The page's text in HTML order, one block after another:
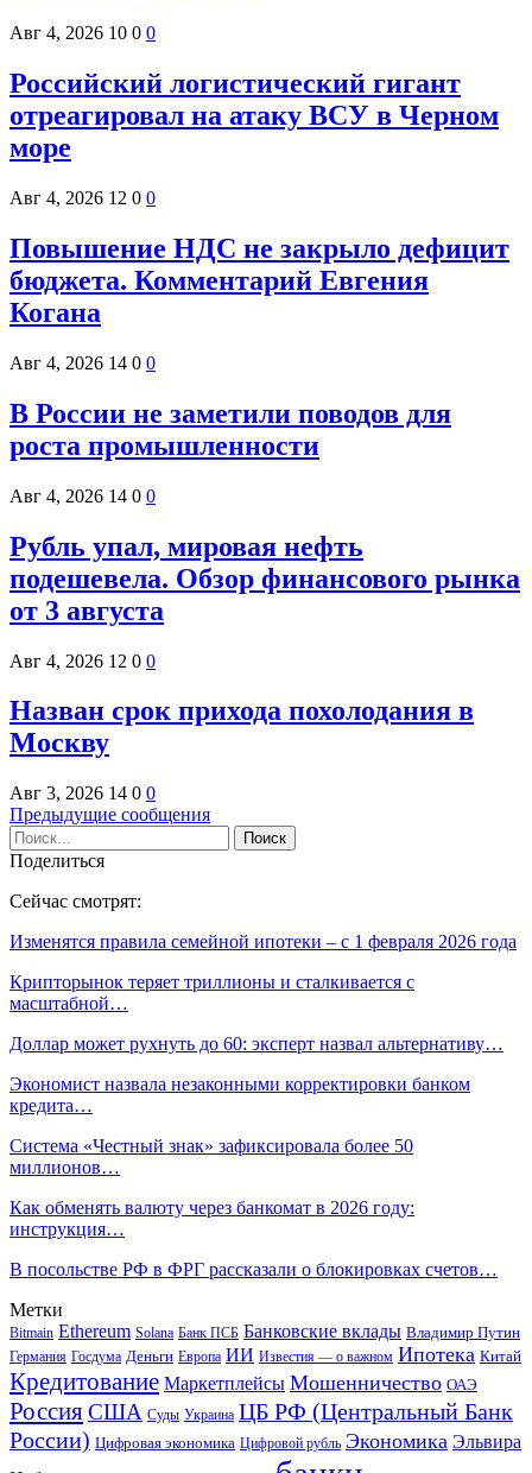
Авг 4, 2026 10 0 0
Российский логистический гигант
отреагировал на атаку ВСУ в Черном
море
Авг 4, 2026 12 0 0
Повышение НДС не закрыло дефицит
бюджета. Комментарий Евгения
Когана
Авг 4, 2026 14 0 0
В России не заметили поводов для
роста промышленности
Авг 4, 2026 14 0 0
Рубль упал, мировая нефть
подешевела. Обзор финансового рынка
от 3 августа
Авг 4, 2026 12 0 0
Назван срок прихода похолодания в
Москву
Авг 3, 2026 14 0 0
Предыдущие сообщения
Поделиться
Сейчас смотрят:
Изменятся правила семейной ипотеки – с 1 февраля 2026 года
Крипторынок теряет триллионы и сталкивается с
масштабной…
Доллар может рухнуть до 60: эксперт назвал альтернативу…
Экономист назвала незаконными корректировки банком
кредита…
Система «Честный знак» зафиксировала более 50
миллионов…
Как обменять валюту через банкомат в 2026 году:
инструкция…
В посольстве РФ в ФРГ рассказали о блокировках счетов…
Метки
Bitmain Ethereum Solana Банк ПСБ Банковские вклады Владимир Путин
Германия Госдума Деньги Европа ИИ Известия — о важном Ипотека Китай
Кредитование Маркетплейсы Мошенничество ОАЭ
РоссияСША Суды Украина ЦБ РФ (Центральный Банк
России) Цифровая экономика Цифровой рубль Экономика Эльвира